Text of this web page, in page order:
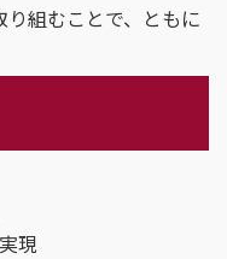
組むことで、ともに
現